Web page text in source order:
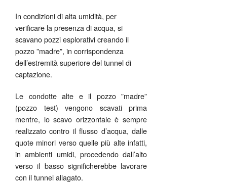
In condizioni di alta umidità, per
verificare la presenza di acqua, si
scavano pozzi esplorativi creando il
pozzo ”madre”, in corrispondenza
dell’estremità superiore del tunnel di
captazione.
Le condotte alte e il pozzo ”madre”
(pozzo test) vengono scavati prima
mentre, lo scavo orizzontale è sempre
realizzato contro il flusso d’acqua, dalle
quote minori verso quelle più alte infatti,
in ambienti umidi, procedendo dall’alto
verso il basso significherebbe lavorare
con il tunnel allagato.